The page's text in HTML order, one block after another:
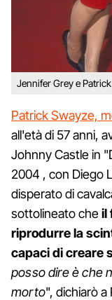
Jennifer Grey e
Patrick Swayze,
all'età di 57 anni,
Johnny Castle in
2004 , con Diego
disperato di
sottolineato cheil
riprodurre la
capaci di creare
posso dire è che
morto", dichiarò a